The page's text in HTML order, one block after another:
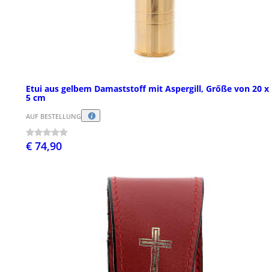
Etui aus gelbem Damaststoff mit Aspergill, Grőße von 20
5 cm
AUF BESTELLUNG
€ 74,90